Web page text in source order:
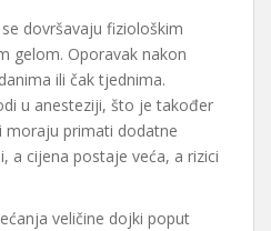
dovršavaju fiziološkim
gelom. Oporavak nakon
ili čak tjednima.
u anesteziji, što je također
moraju primati dodatne
a cijena postaje veća, a rizici
veličine dojki poput